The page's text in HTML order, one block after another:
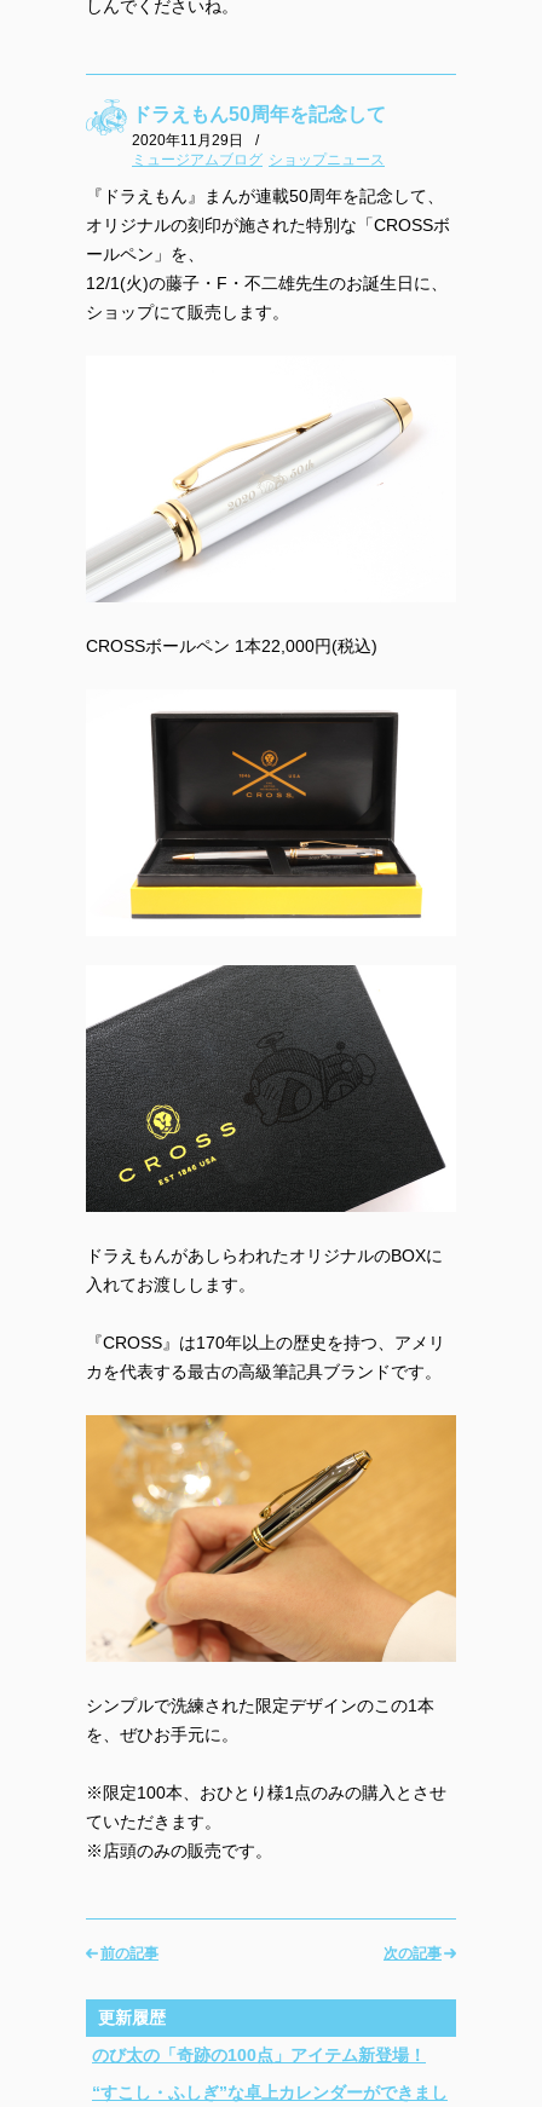
しんでくださいね。
ドラえもん50周年を記念して
2020年11月29日
/
ミュージアムブログ ショップニュース
『ドラえもん』まんが連載50周年を記念して、
オリジナルの刻印が施された特別な「CROSSボ
ールペン」を、
12/1(火)の藤子・F・不二雄先生のお誕生日に、
ショップにて販売します。
CROSSボールペン 1本22,000円(税込)
ドラえもんがあしらわれたオリジナルのBOXに
入れてお渡しします。
『CROSS』は170年以上の歴史を持つ、アメリ
カを代表する最古の高級筆記具ブランドです。
シンプルで洗練された限定デザインのこの1本
を、ぜひお手元に。
※限定100本、おひとり様1点のみの購入とさせ
ていただきます。
※店頭のみの販売です。
前の記事 次の記事
更新履歴
のび太の「奇跡の100点」アイテム新登場！
“すこし・ふしぎ”な卓上カレンダーができまし